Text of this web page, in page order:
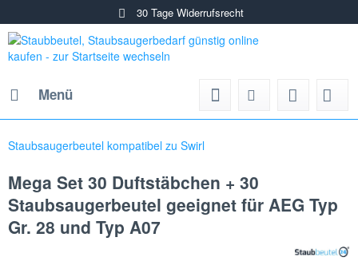
30 Tage Widerrufsrecht
Menü
Staubsaugerbeutel kompatibel zu Swirl
Mega Set 30 Duftstäbchen + 30
Staubsaugerbeutel geeignet für AEG Typ
Gr. 28 und Typ A07